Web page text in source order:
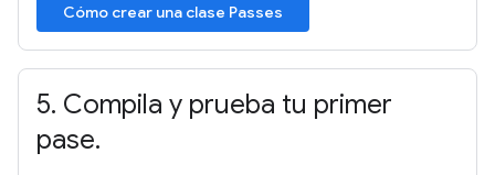
Cómo crear una clase Passes
5. Compila y prueba tu primer
pase.